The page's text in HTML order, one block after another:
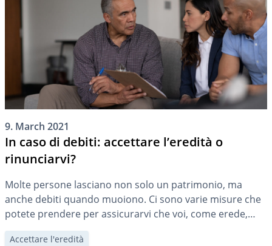
9. March 2021
In caso di debiti: accettare l’eredità o
rinunciarvi?
Molte persone lasciano non solo un patrimonio, ma
anche debiti quando muoiono. Ci sono varie misure che
potete prendere per assicurarvi che voi, come erede,
riceviate comunque il denaro a cui avete legalmente
diritto.
Accettare l'eredità